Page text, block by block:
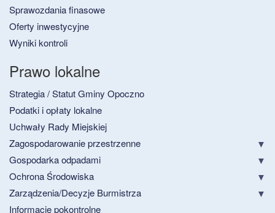
Sprawozdania finasowe
Oferty inwestycyjne
Wyniki kontroli
Prawo lokalne
Strategia / Statut Gminy Opoczno
Podatki i opłaty lokalne
Uchwały Rady Miejskiej
Zagospodarowanie przestrzenne
Gospodarka odpadami
Ochrona Środowiska
Zarządzenia/Decyzje Burmistrza
Informacje pokontrolne